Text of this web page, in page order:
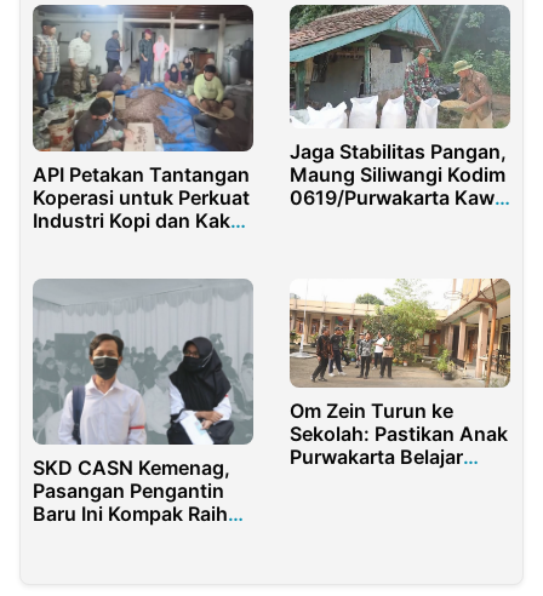
API Petakan Tantangan
Koperasi untuk Perkuat
Industri Kopi dan Kakao
Jaga Stabilitas Pangan,
Maung Siliwangi Kodim
0619/Purwakarta Kawal
SKD CASN Kemenag,
Pasangan Pengantin
Baru Ini Kompak Raih
Om Zein Turun ke
Sekolah: Pastikan Anak
Purwakarta Belajar